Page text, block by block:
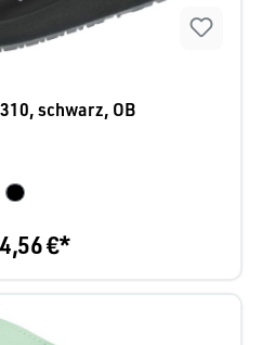
schwarz, OB
€*